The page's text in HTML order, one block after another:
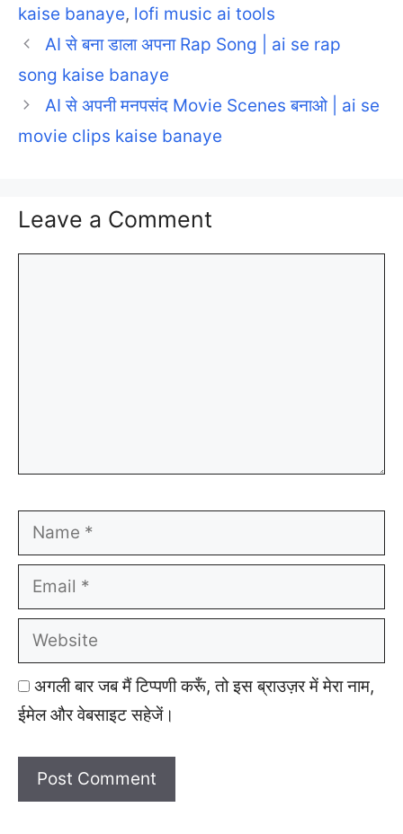
kaise banaye, lofi music ai tools
AI से बना डाला अपना Rap Song | ai se rap
song kaise banaye
AI से अपनी मनपसंद Movie Scenes बनाओ | ai se
movie clips kaise banaye
Leave a Comment
Name
Email
Website
अगली बार जब मैं टिप्पणी करूँ, तो इस ब्राउज़र में मेरा नाम,
ईमेल और वेबसाइट सहेजें।